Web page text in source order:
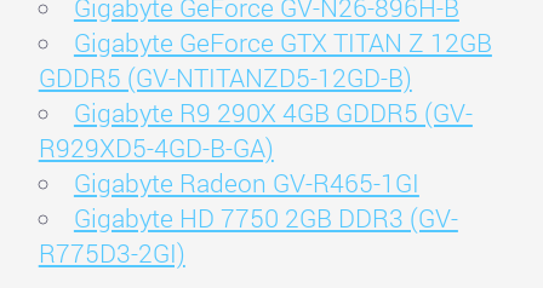
Gigabyte GeForce GTX TITAN Z 12GB
GDDR5 (GV-NTITANZD5-12GD-B)
Gigabyte R9 290X 4GB GDDR5 (GV-
R929XD5-4GD-B-GA)
Gigabyte Radeon GV-R465-1GI
Gigabyte HD 7750 2GB DDR3 (GV-
R775D3-2GI)